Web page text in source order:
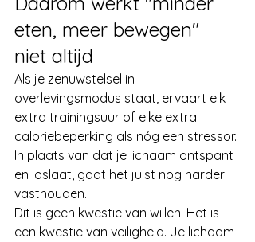
eten, meer bewegen"
niet altijd
Als je zenuwstelsel in
overlevingsmodus staat, ervaart elk
extra trainingsuur of elke extra
caloriebeperking als nóg een stressor.
In plaats van dat je lichaam ontspant
en loslaat, gaat het juist nog harder
vasthouden.
Dit is geen kwestie van willen. Het is
een kwestie van veiligheid. Je lichaam